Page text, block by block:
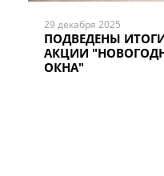
29 декабря 2025
ПОДВЕДЕНЫ
АКЦИИ
ОКНА"